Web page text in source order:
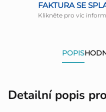
FAKTURA SE
Klikněte pro víc
POPIS
Detailní popis